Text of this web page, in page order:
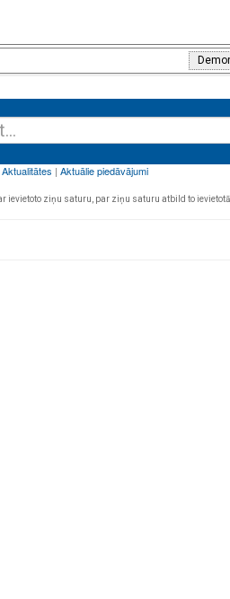
ievietoto ziņu saturu, par ziņu saturu atbild to